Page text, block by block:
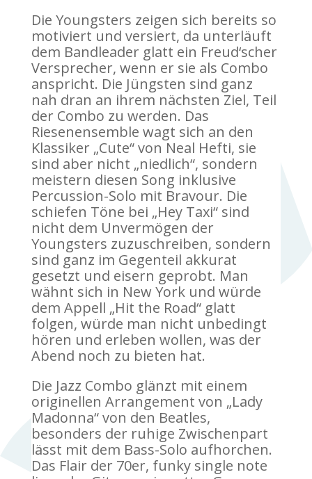
Die Youngsters zeigen sich bereits so
motiviert und versiert, da unterläuft
dem Bandleader glatt ein Freud‘scher
Versprecher, wenn er sie als Combo
anspricht. Die Jüngsten sind ganz
nah dran an ihrem nächsten Ziel, Teil
der Combo zu werden. Das
Riesenensemble wagt sich an den
Klassiker „Cute“ von Neal Hefti, sie
sind aber nicht „niedlich“, sondern
meistern diesen Song inklusive
Percussion-Solo mit Bravour. Die
schiefen Töne bei „Hey Taxi“ sind
nicht dem Unvermögen der
Youngsters zuzuschreiben, sondern
sind ganz im Gegenteil akkurat
gesetzt und eisern geprobt. Man
wähnt sich in New York und würde
dem Appell „Hit the Road“ glatt
folgen, würde man nicht unbedingt
hören und erleben wollen, was der
Abend noch zu bieten hat.
Die Jazz Combo glänzt mit einem
originellen Arrangement von „Lady
Madonna“ von den Beatles,
besonders der ruhige Zwischenpart
lässt mit dem Bass-Solo aufhorchen.
Das Flair der 70er, funky single note